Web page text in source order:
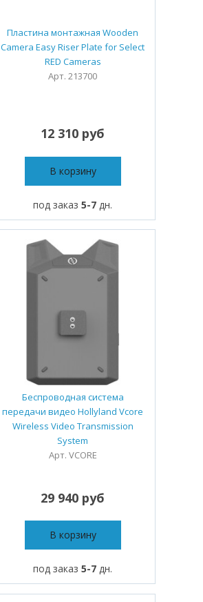
Пластина монтажная Wooden
Camera Easy Riser Plate for Select
RED Cameras
Арт. 213700
12 310 руб
В корзину
под заказ5-7 дн.
Беспроводная система
передачи видео Hollyland Vcore
Wireless Video Transmission
System
Арт. VCORE
29 940 руб
В корзину
под заказ5-7 дн.